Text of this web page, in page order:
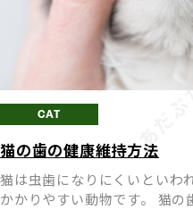
CAT
猫の歯の健康維持方法
猫は虫歯になりにくいといわ
かかりやすい動物です。 猫